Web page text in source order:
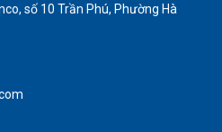
số 10 Trần Phú, Phường Hà